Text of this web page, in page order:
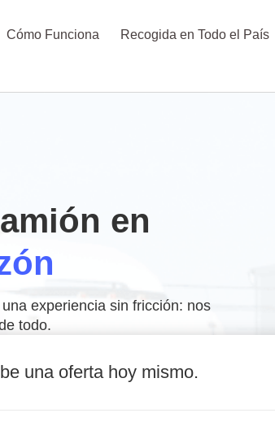
Cómo Funciona Recogida en Todo el País
en
experiencia sin fricción: nos
todo.
una oferta hoy mismo.